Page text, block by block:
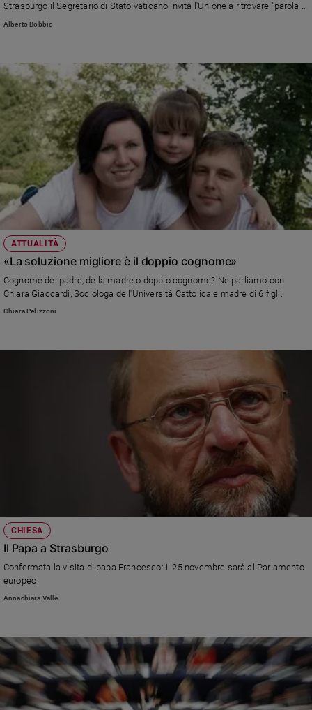
Strasburgo il Segretario di Stato vaticano invita l'Unione a ritrovare "parola e
presenza" sulla scena mondiale. Le sue riflessioni sulle radici cristiane
Alberto Bobbio
ATTUALITÀ
«La soluzione migliore è il doppio cognome»
Cognome del padre, della madre o doppio cognome? Ne parliamo con
Chiara Giaccardi, Sociologa dell'Università Cattolica e madre di 6 figli.
Chiara Pelizzoni
CHIESA
Il Papa a Strasburgo
Confermata la visita di papa Francesco: il 25 novembre sarà al Parlamento
europeo
Annachiara Valle